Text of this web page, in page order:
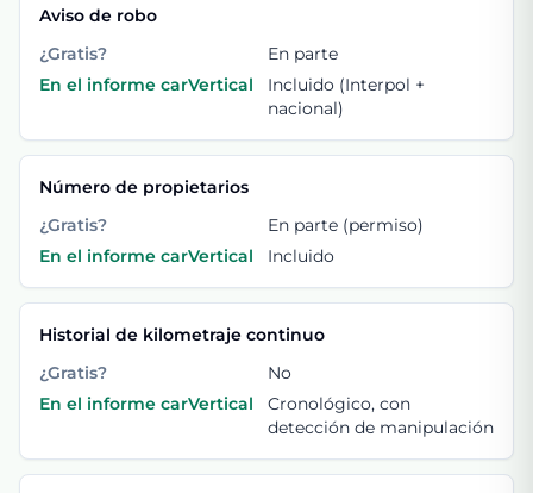
Aviso de robo
¿Gratis?
En parte
En el informe carVertical
Incluido (Interpol +
nacional)
Número de propietarios
¿Gratis?
En parte (permiso)
En el informe carVertical
Incluido
Historial de kilometraje continuo
¿Gratis?
No
En el informe carVertical
Cronológico, con
detección de manipulación